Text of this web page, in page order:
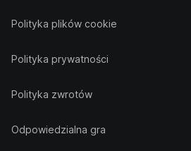
Polityka plików cookie
Polityka prywatności
Polityka zwrotów
Odpowiedzialna gra